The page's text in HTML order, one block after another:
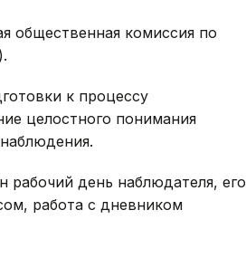
общественная комиссия по
к процессу
целостного понимания
рабочий день наблюдателя, его
работа с дневником